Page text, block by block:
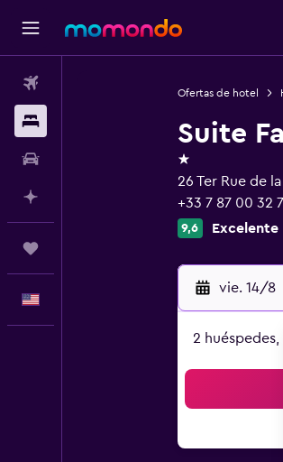
Ofertas de hotel
Suite
1 estrella
26 Ter Rue de
+33 7 87 00 32
9,6 Excelente
vie. 14/8
2 huéspedes,